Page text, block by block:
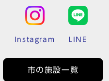
Instagram LINE
市の施設一覧